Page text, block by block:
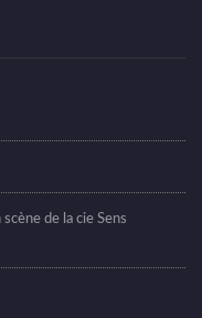
de la cie Sens